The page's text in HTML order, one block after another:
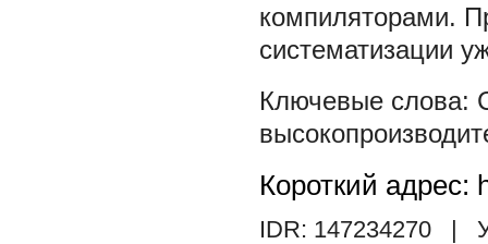
компиляторами.
систематизации
Короткий адрес:
IDR: 147234270 |